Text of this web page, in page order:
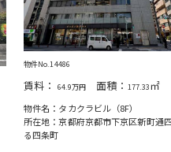
物件No.14486
賃料： 64.9万円 面積： 177.33㎡
物件名：タカクラビル（8F）
所在地：京都府京都市下京区新町通
る四条町